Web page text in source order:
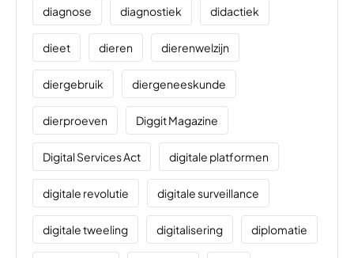
diagnose diagnostiek didactiek
dieet dieren dierenwelzijn
diergebruik diergeneeskunde
dierproeven Diggit Magazine
Digital Services Act digitale platformen
digitale revolutie digitale surveillance
digitale tweeling digitalisering diplomatie